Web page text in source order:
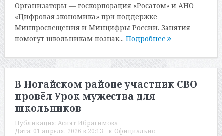
Организаторы — госкорпорация «Росатом» и АНО
«Цифровая экономика» при поддержке
Минпросвещения и Минцифры России. Занятия
помогут школьникам познак... Подробнее
В Ногайском районе участник СВО
провёл Урок мужества для
школьников
Публикация: Асият Ибрагимова
Дата: 01 апреля, 2026 в 20:13 в: Официально